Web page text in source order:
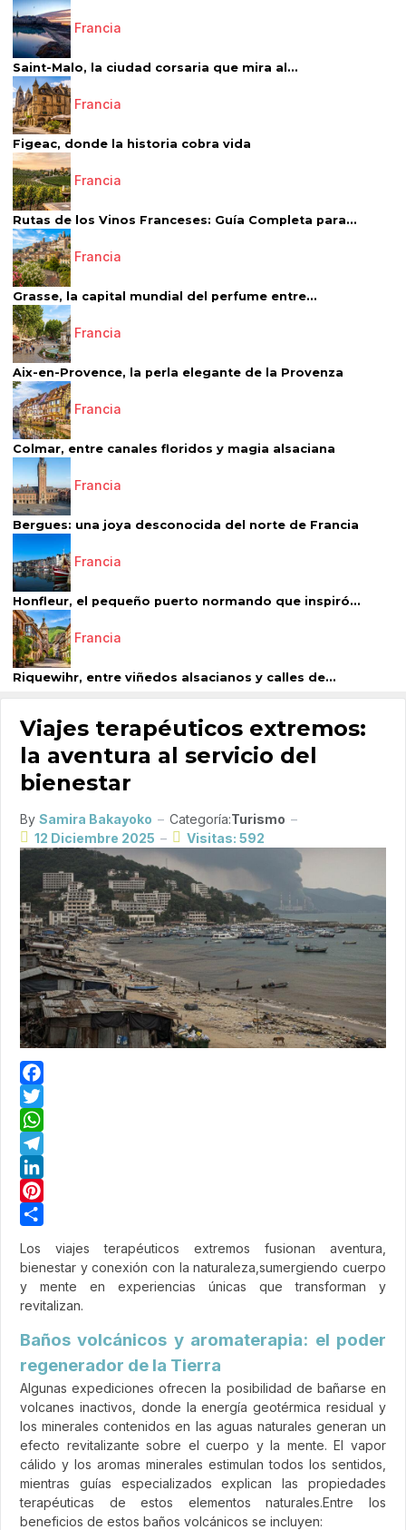
Francia
Saint-Malo, la ciudad corsaria que mira al...
Francia
Figeac, donde la historia cobra vida
Francia
Rutas de los Vinos Franceses: Guía Completa para...
Francia
Grasse, la capital mundial del perfume entre...
Francia
Aix-en-Provence, la perla elegante de la Provenza
Francia
Colmar, entre canales floridos y magia alsaciana
Francia
Bergues: una joya desconocida del norte de Francia
Francia
Honfleur, el pequeño puerto normando que inspiró...
Francia
Riquewihr, entre viñedos alsacianos y calles de...
Viajes terapéuticos extremos:
la aventura al servicio del
bienestar
By Samira Bakayoko Categoría:Turismo
12 Diciembre 2025
Visitas: 592
Facebook
Twitter
WhatsApp
Telegram
LinkedIn
Pinterest
Los viajes terapéuticos extremos fusionan aventura,
bienestar y conexión con la naturaleza,sumergiendo cuerpo
y mente en experiencias únicas que transforman y
revitalizan.
Baños volcánicos y aromaterapia: el poder
regenerador de la Tierra
Algunas expediciones ofrecen la posibilidad de bañarse en
volcanes inactivos, donde la energía geotérmica residual y
los minerales contenidos en las aguas naturales generan un
efecto revitalizante sobre el cuerpo y la mente. El vapor
cálido y los aromas minerales estimulan todos los sentidos,
mientras guías especializados explican las propiedades
terapéuticas de estos elementos naturales.Entre los
beneficios de estos baños volcánicos se incluyen: